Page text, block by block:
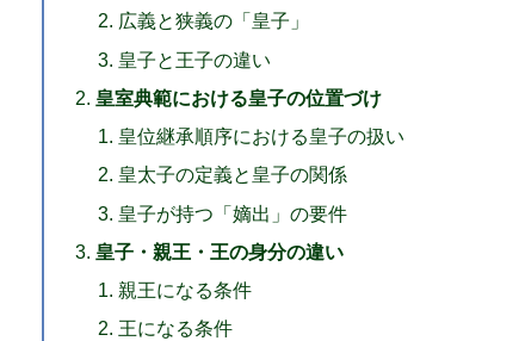
広義と狭義の「皇子」
皇子と王子の違い
皇室典範における皇子の位置づけ
皇位継承順序における皇子の扱い
皇太子の定義と皇子の関係
皇子が持つ「嫡出」の要件
皇子・親王・王の身分の違い
親王になる条件
王になる条件